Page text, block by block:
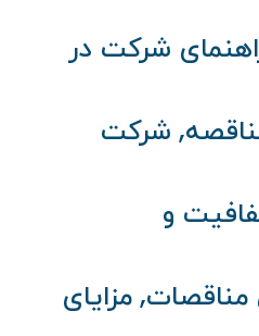
شرکت در
, شرکت
و
مناقصات, مزایای